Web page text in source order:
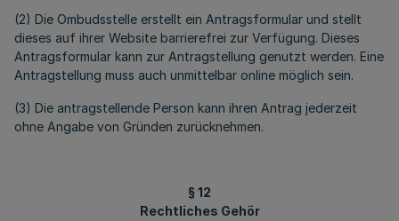
(2) Die Ombudsstelle erstellt ein Antragsformular und stellt
dieses auf ihrer Website barrierefrei zur Verfügung. Dieses
Antragsformular kann zur Antragstellung genutzt werden. Eine
Antragstellung muss auch unmittelbar online möglich sein.
(3) Die antragstellende Person kann ihren Antrag jederzeit
ohne Angabe von Gründen zurücknehmen.
§ 12
Rechtliches Gehör